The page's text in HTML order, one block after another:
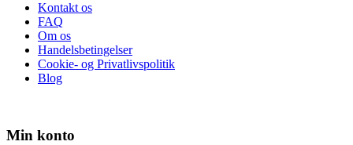
Kontakt os
FAQ
Om os
Handelsbetingelser
Cookie- og Privatlivspolitik
Blog
Min konto